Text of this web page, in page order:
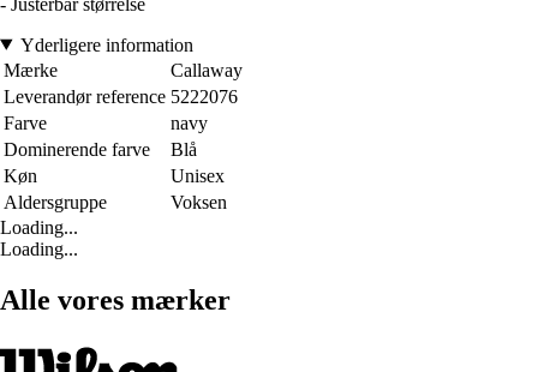
Yderligere information
Mærke
Callaway
Leverandør reference 5222076
Farve
navy
Dominerende farve
Blå
Køn
Unisex
Aldersgruppe
Voksen
Loading...
Loading...
Alle vores mærker